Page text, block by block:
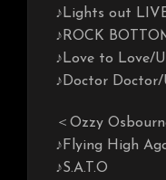
♪Lights out
♪ROCK
♪Love to Love/
♪Doctor Doctor/
＜Ozzy
♪Flying High
♪S.A.T.O